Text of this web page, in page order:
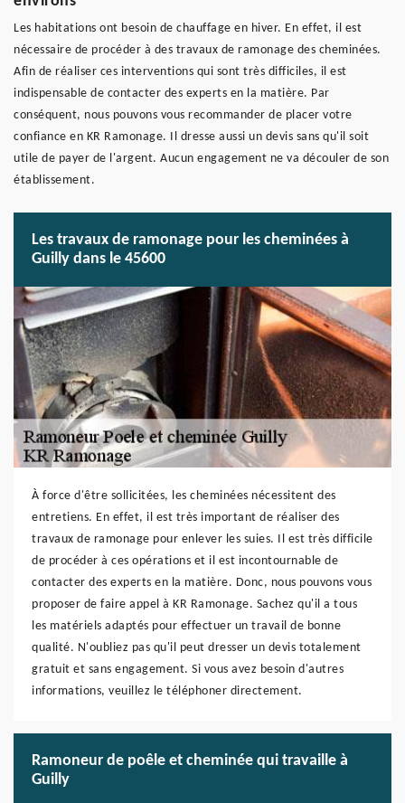
Les habitations ont besoin de chauffage en hiver. En effet, il est
nécessaire de procéder à des travaux de ramonage des cheminées.
Afin de réaliser ces interventions qui sont très difficiles, il est
indispensable de contacter des experts en la matière. Par
conséquent, nous pouvons vous recommander de placer votre
confiance en KR Ramonage. Il dresse aussi un devis sans qu'il soit
utile de payer de l'argent. Aucun engagement ne va découler de son
établissement.
Les travaux de ramonage pour les cheminées à
Guilly dans le 45600
À force d'être sollicitées, les cheminées nécessitent des
entretiens. En effet, il est très important de réaliser des
travaux de ramonage pour enlever les suies. Il est très difficile
de procéder à ces opérations et il est incontournable de
contacter des experts en la matière. Donc, nous pouvons vous
proposer de faire appel à KR Ramonage. Sachez qu'il a tous
les matériels adaptés pour effectuer un travail de bonne
qualité. N'oubliez pas qu'il peut dresser un devis totalement
gratuit et sans engagement. Si vous avez besoin d'autres
informations, veuillez le téléphoner directement.
Ramoneur de poêle et cheminée qui travaille à
Guilly